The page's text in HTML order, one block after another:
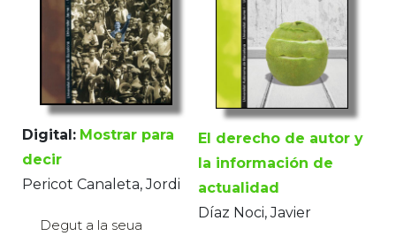
Digital: Mostrar para
decir
Pericot Canaleta, Jordi
Degut a la seua
El derecho de autor y
la información de
actualidad
Díaz Noci, Javier